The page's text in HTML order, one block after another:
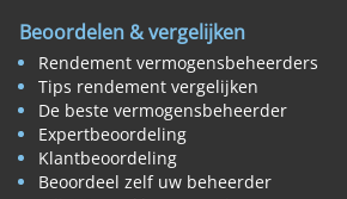
Beoordelen & vergelijken
Rendement vermogensbeheerders
Tips rendement vergelijken
De beste vermogensbeheerder
Expertbeoordeling
Klantbeoordeling
Beoordeel zelf uw beheerder